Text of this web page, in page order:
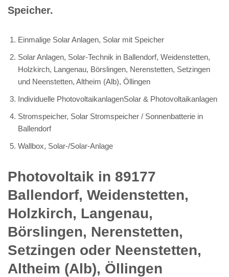
Speicher.
Einmalige Solar Anlagen, Solar mit Speicher
Solar Anlagen, Solar-Technik in Ballendorf, Weidenstetten,
Holzkirch, Langenau, Börslingen, Nerenstetten, Setzingen
und Neenstetten, Altheim (Alb), Öllingen
Individuelle PhotovoltaikanlagenSolar & Photovoltaikanlagen
Stromspeicher, Solar Stromspeicher / Sonnenbatterie in
Ballendorf
Wallbox, Solar-/Solar-Anlage
Photovoltaik in 89177
Ballendorf, Weidenstetten,
Holzkirch, Langenau,
Börslingen, Nerenstetten,
Setzingen oder Neenstetten,
Altheim (Alb), Öllingen